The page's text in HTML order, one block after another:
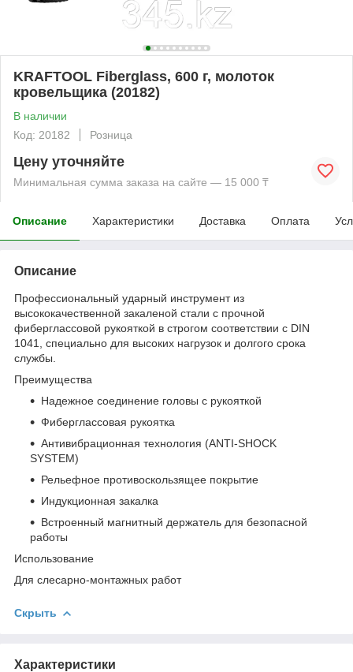
KRAFTOOL Fiberglass, 600 г, молоток
кровельщика (20182)
В наличии
Код: 20182
Розница
Цену уточняйте
Минимальная сумма заказа на сайте — 15 000 ₸
Описание Характеристики Доставка Оплата
Описание
Профессиональный ударный инструмент из
высококачественной закаленой стали с прочной
фиберглассовой рукояткой в строгом соответствии с DIN
1041, специально для высоких нагрузок и долгого срока
службы.
Преимущества
Надежное соединение головы с рукояткой
Фиберглассовая рукоятка
Антивибрационная технология (ANTI-SHOCK
SYSTEM)
Рельефное противоскользящее покрытие
Индукционная закалка
Встроенный магнитный держатель для безопасной
работы
Использование
Для слесарно-монтажных работ
Скрыть
Характеристики